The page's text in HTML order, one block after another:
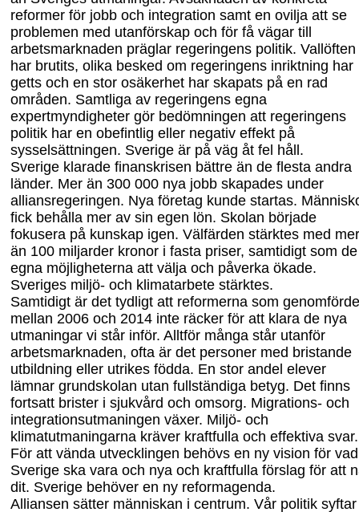
reformer för jobb och integration samt en ovilja att se
problemen med utanförskap och för få vägar till
arbetsmarknaden präglar regeringens politik. Vallöften
har brutits, olika besked om regeringens inriktning har
getts och en stor osäkerhet har skapats på en rad
områden. Samtliga av regeringens egna
expertmyndigheter gör bedömningen att regeringens
politik har en obefintlig eller negativ effekt på
sysselsättningen. Sverige är på väg åt fel håll.
Sverige klarade finanskrisen bättre än de flesta andra
länder. Mer än 300 000 nya jobb skapades under
alliansregeringen. Nya företag kunde startas.
fick behålla mer av sin egen lön. Skolan började
fokusera på kunskap igen. Välfärden stärktes med mer
än 100 miljarder kronor i fasta priser, samtidigt som de
egna möjligheterna att välja och påverka ökade.
Sveriges miljö- och klimatarbete stärktes.
Samtidigt är det tydligt att reformerna som
mellan 2006 och 2014 inte räcker för att klara de nya
utmaningar vi står inför. Alltför många står utanför
arbetsmarknaden, ofta är det personer med bristande
utbildning eller utrikes födda. En stor andel elever
lämnar grundskolan utan fullständiga betyg. Det finns
fortsatt brister i sjukvård och omsorg. Migrations- och
integrationsutmaningen växer. Miljö- och
klimatutmaningarna kräver kraftfulla och effektiva svar.
För att vända utvecklingen behövs en ny vision för vad
Sverige ska vara och nya och kraftfulla förslag för att
dit. Sverige behöver en ny reformagenda.
Alliansen sätter människan i centrum. Vår politik syftar